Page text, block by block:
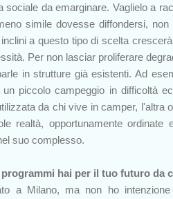
sociale da emarginare. Vaglielo a
simile dovesse diffondersi,
a questo tipo di scelta
Per non lasciar proliferare
in strutture già esistenti. Ad
un piccolo campeggio in difficoltà
da chi vive in camper, l'altra
realtà, opportunamente
suo complesso.
hai per il tuo futuro da
a Milano, ma non ho